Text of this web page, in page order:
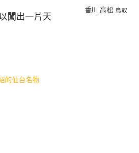
闖出一片天
的仙台名物
香川 高松 鳥取